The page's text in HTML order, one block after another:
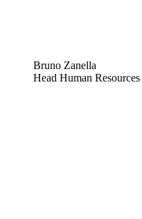
Bruno Zanella
Head Human Resources